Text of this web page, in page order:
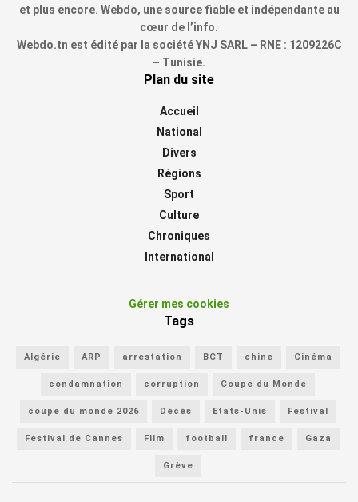
et plus encore. Webdo, une source fiable et indépendante au
cœur de l’info.
Webdo.tn est édité par la société YNJ SARL – RNE : 1209226C
– Tunisie.
Plan du site
Accueil
National
Divers
Régions
Sport
Culture
Chroniques
International
Gérer mes cookies
Tags
Algérie ARP arrestation BCT chine Cinéma
condamnation corruption Coupe du Monde
coupe du monde 2026 Décès Etats-Unis Festival
Festival de Cannes Film football france Gaza
Grève